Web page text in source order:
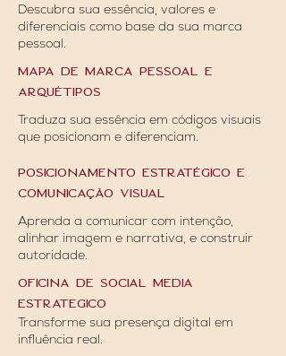
Descubra sua essência, valores e
diferenciais como base da sua marca
pessoal.
Mapa de Marca Pessoal e
ArquÉtipos
Traduza sua essência em códigos visuais
que posicionam e diferenciam.
Posicionamento EstratÉgico e
ComunicaÇÃo Visual
Aprenda a comunicar com intenção,
alinhar imagem e narrativa, e construir
autoridade.
Oficina de Social Media
Estratégico
Transforme sua presença digital em
influência real.